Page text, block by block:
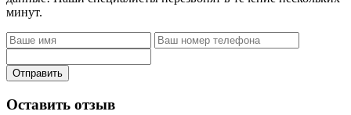
минут.
Отправить
Оставить отзыв